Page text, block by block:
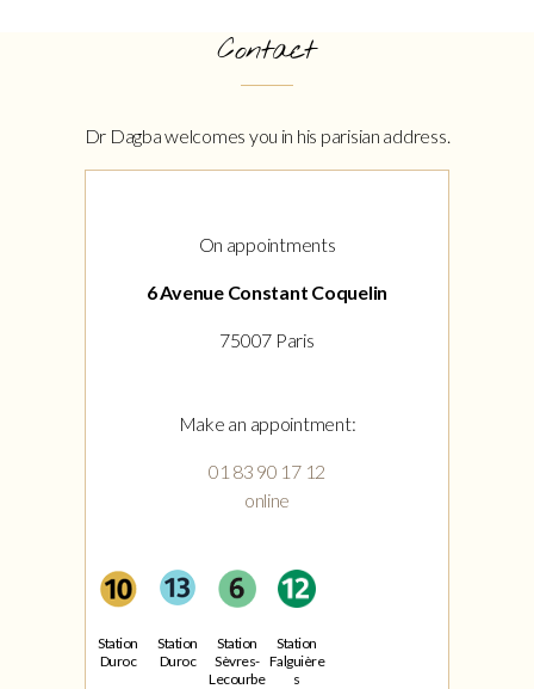
Contact
Dr Dagba welcomes you in his parisian address.
On appointments
6 Avenue Constant Coquelin
75007 Paris
Make an appointment:
01 83 90 17 12
online
Station
Duroc
Station
Duroc
Station
Sèvres-
Lecourbe
Station
Falguière
s